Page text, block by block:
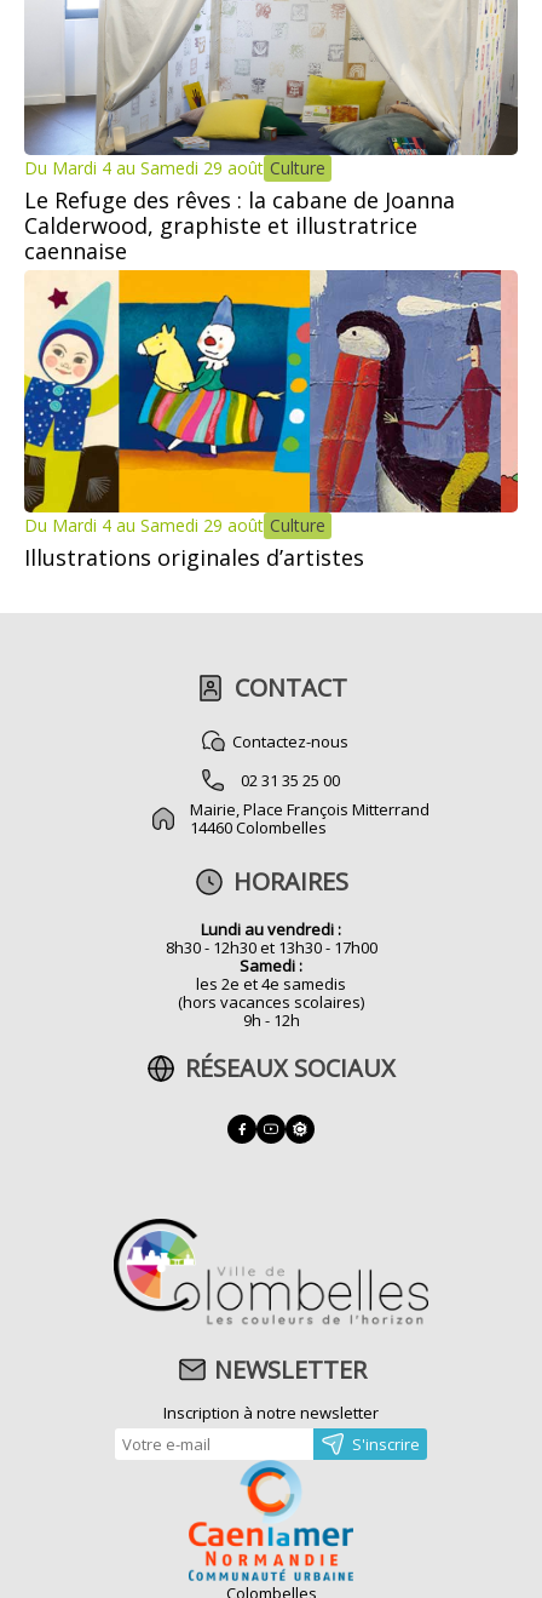
Du Mardi 4 au Samedi 29 août Culture
Le Refuge des rêves : la cabane de Joanna
Calderwood, graphiste et illustratrice
caennaise
Du Mardi 4 au Samedi 29 août Culture
Illustrations originales d’artistes
CONTACT
Contactez-nous
02 31 35 25 00
Mairie, Place François Mitterrand
14460 Colombelles
HORAIRES
Lundi au vendredi :
8h30 - 12h30 et 13h30 - 17h00
Samedi :
les 2e et 4e samedis
(hors vacances scolaires)
9h - 12h
RÉSEAUX SOCIAUX
NEWSLETTER
Inscription à notre newsletter
Colombelles